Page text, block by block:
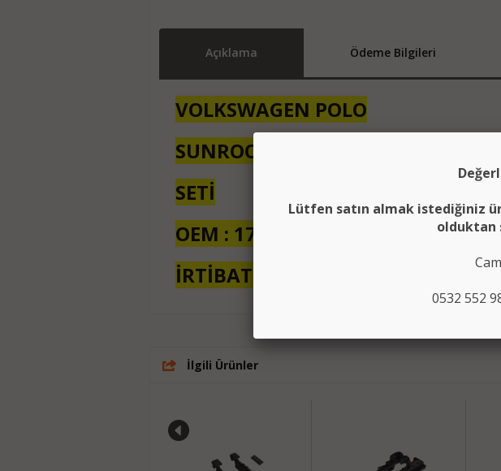
Açıklama Ödeme Bilgileri
VOLKSWAGEN POLO
SUNROOF TAMİR
SETİ
OEM : 1717823B
İRTİBAT 0532 552 98 52
İlgili Ürünler
Lütfen satın almak istediğiniz
olduktan
0532 552